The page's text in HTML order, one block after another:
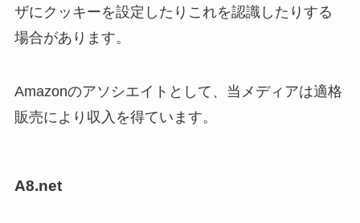
ザにクッキーを設定したりこれを認識したりする
場合があります。
Amazonのアソシエイトとして、当メディアは適格
販売により収入を得ています。
A8.net